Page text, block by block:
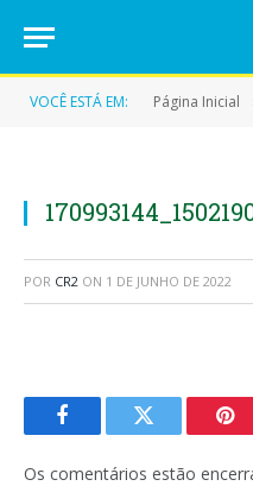
VOCÊ ESTÁ EM: Página Inicial
POR CR2 ON 1 DE JUNHO DE 2022
FacebookTwitter
Os comentários estão